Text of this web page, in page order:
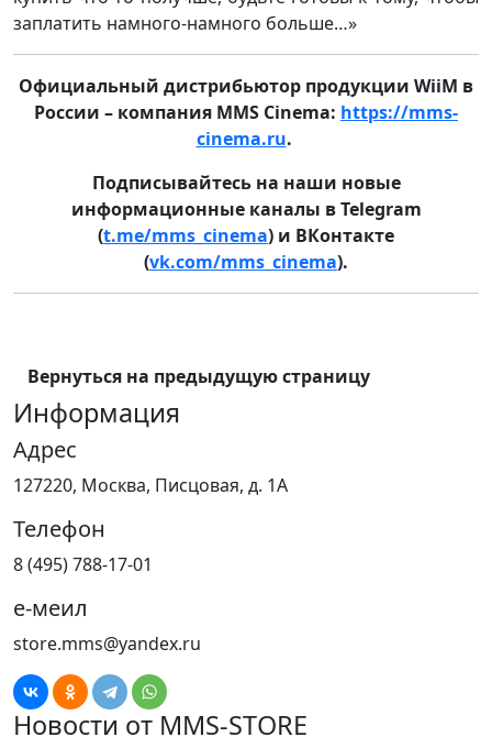
заплатить намного-намного больше…»
Официальный дистрибьютор продукции WiiM в
России – компания MMS Cinema: https://mms-
cinema.ru.
Подписывайтесь на наши новые
информационные каналы в Telegram
(t.me/mms_cinema) и ВКонтакте
(vk.com/mms_cinema).
Вернуться на предыдущую страницу
Информация
Адрес
127220, Москва, Писцовая, д. 1А
Телефон
8 (495) 788-17-01
е-меил
store.mms@yandex.ru
Новости от MMS-STORE